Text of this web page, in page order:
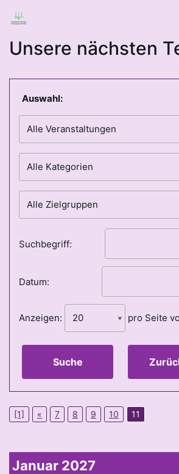
Inhalt
Unsere nächsten
Auswahl:
Suchbegriff:
Datum:
Anzeigen: pro Seite
Suche
[1] « 7 8 9 10 11
Januar 2027